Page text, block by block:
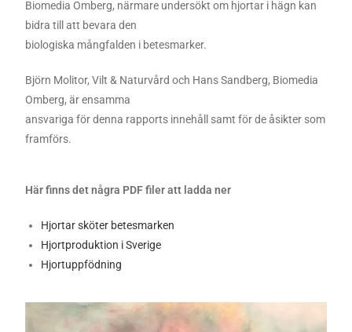
Biomedia Omberg, närmare undersökt om hjortar i hägn kan
bidra till att bevara den
biologiska mångfalden i betesmarker.
Björn Molitor, Vilt & Naturvård och Hans Sandberg, Biomedia
Omberg, är ensamma
ansvariga för denna rapports innehåll samt för de åsikter som
framförs.
Här finns det några PDF filer att ladda ner
Hjortar sköter betesmarken
Hjortproduktion i Sverige
Hjortuppfödning